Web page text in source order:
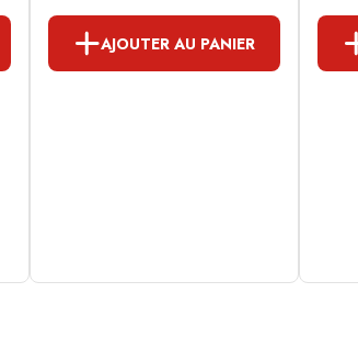
AJOUTER AU PANIER